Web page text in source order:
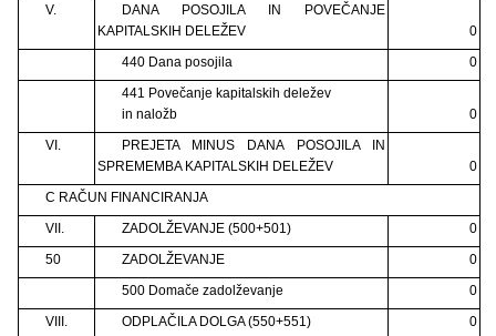
V.
DANA POSOJILA IN POVEČANJE
KAPITALSKIH DELEŽEV
0
440 Dana posojila
0
441 Povečanje kapitalskih deležev
in naložb
0
VI.
PREJETA MINUS DANA POSOJILA IN
SPREMEMBA KAPITALSKIH DELEŽEV
0
C RAČUN FINANCIRANJA
VII.
ZADOLŽEVANJE (500+501)
0
50
ZADOLŽEVANJE
0
500 Domače zadolževanje
0
VIII.
ODPLAČILA DOLGA (550+551)
0